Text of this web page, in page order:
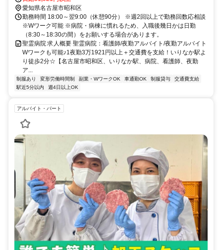
愛知県名古屋市昭和区
勤務時間 18:00～翌9:00（休憩90分） ※週2回以上で勤務回数応相談
※Wワーク可能 ※病院・病棟に慣れるため、入職後幾日かは日勤
（8:30～18:30の間）をお願いする場合があります。
聖霊病院 求人概要 聖霊病院：看護師/夜勤アルバイト/夜勤アルバイト
Wワークも可能♪1夜勤3万1921円以上＋交通費を支給！いりなか駅よ
り徒歩2分☆【名古屋市昭和区、いりなか駅、病院、看護師、夜勤
ア...
制服あり 変形労働時間制 副業・WワークOK 車通勤OK 制服貸与
交通費支給
駅近5分以内
週4日以上OK
アルバイト・パート